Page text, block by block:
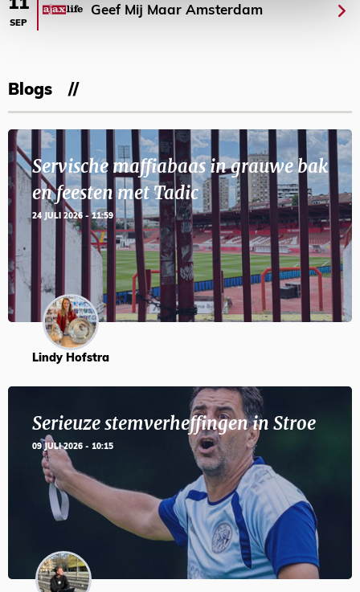
11
SEP
Geef Mij Maar Amsterdam
Blogs
Servische maffiabaas in grauwe bak
en feesten met Tadic
24 JULI 2026 - 11:59
Lindy Hofstra
Serieuze stemverheffingen in Stroe
09 JULI 2026 - 10:15